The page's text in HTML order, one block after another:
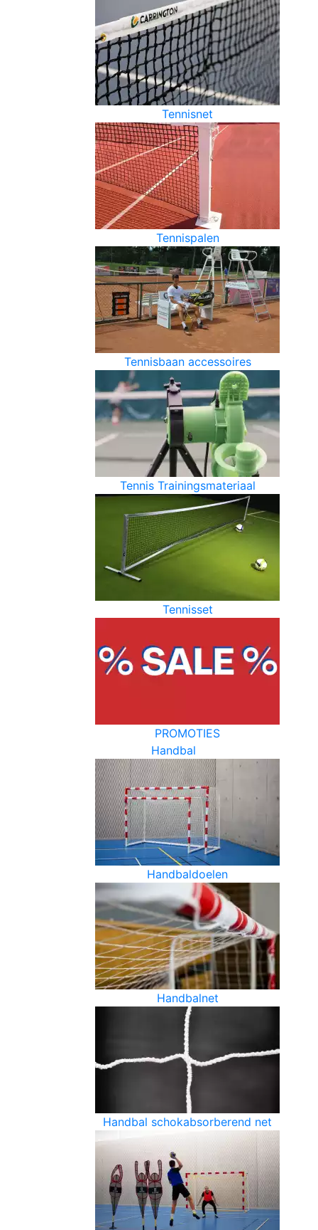
Tennisnet
Tennispalen
Tennisbaan accessoires
Tennis Trainingsmateriaal
Tennisset
PROMOTIES
Handbal
Handbaldoelen
Handbalnet
Handbal schokabsorberend net